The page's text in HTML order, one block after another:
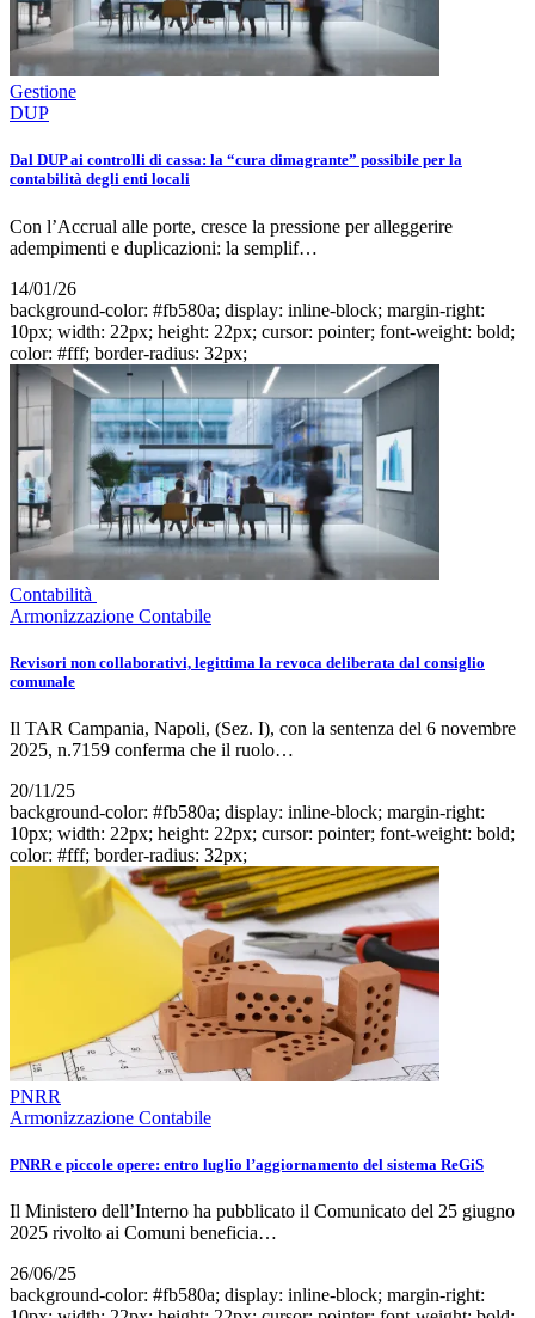
Gestione
DUP
Dal DUP ai controlli di cassa: la “cura dimagrante” possibile per la
contabilità degli enti locali
Con l’Accrual alle porte, cresce la pressione per alleggerire
adempimenti e duplicazioni: la semplif…
14/01/26
background-color: #fb580a; display: inline-block; margin-right:
10px; width: 22px; height: 22px; cursor: pointer; font-weight: bold;
color: #fff; border-radius: 32px;
Contabilità
Armonizzazione Contabile
Revisori non collaborativi, legittima la revoca deliberata dal consiglio
comunale
Il TAR Campania, Napoli, (Sez. I), con la sentenza del 6 novembre
2025, n.7159 conferma che il ruolo…
20/11/25
background-color: #fb580a; display: inline-block; margin-right:
10px; width: 22px; height: 22px; cursor: pointer; font-weight: bold;
color: #fff; border-radius: 32px;
PNRR
Armonizzazione Contabile
PNRR e piccole opere: entro luglio l’aggiornamento del sistema ReGiS
Il Ministero dell’Interno ha pubblicato il Comunicato del 25 giugno
2025 rivolto ai Comuni beneficia…
26/06/25
background-color: #fb580a; display: inline-block; margin-right: